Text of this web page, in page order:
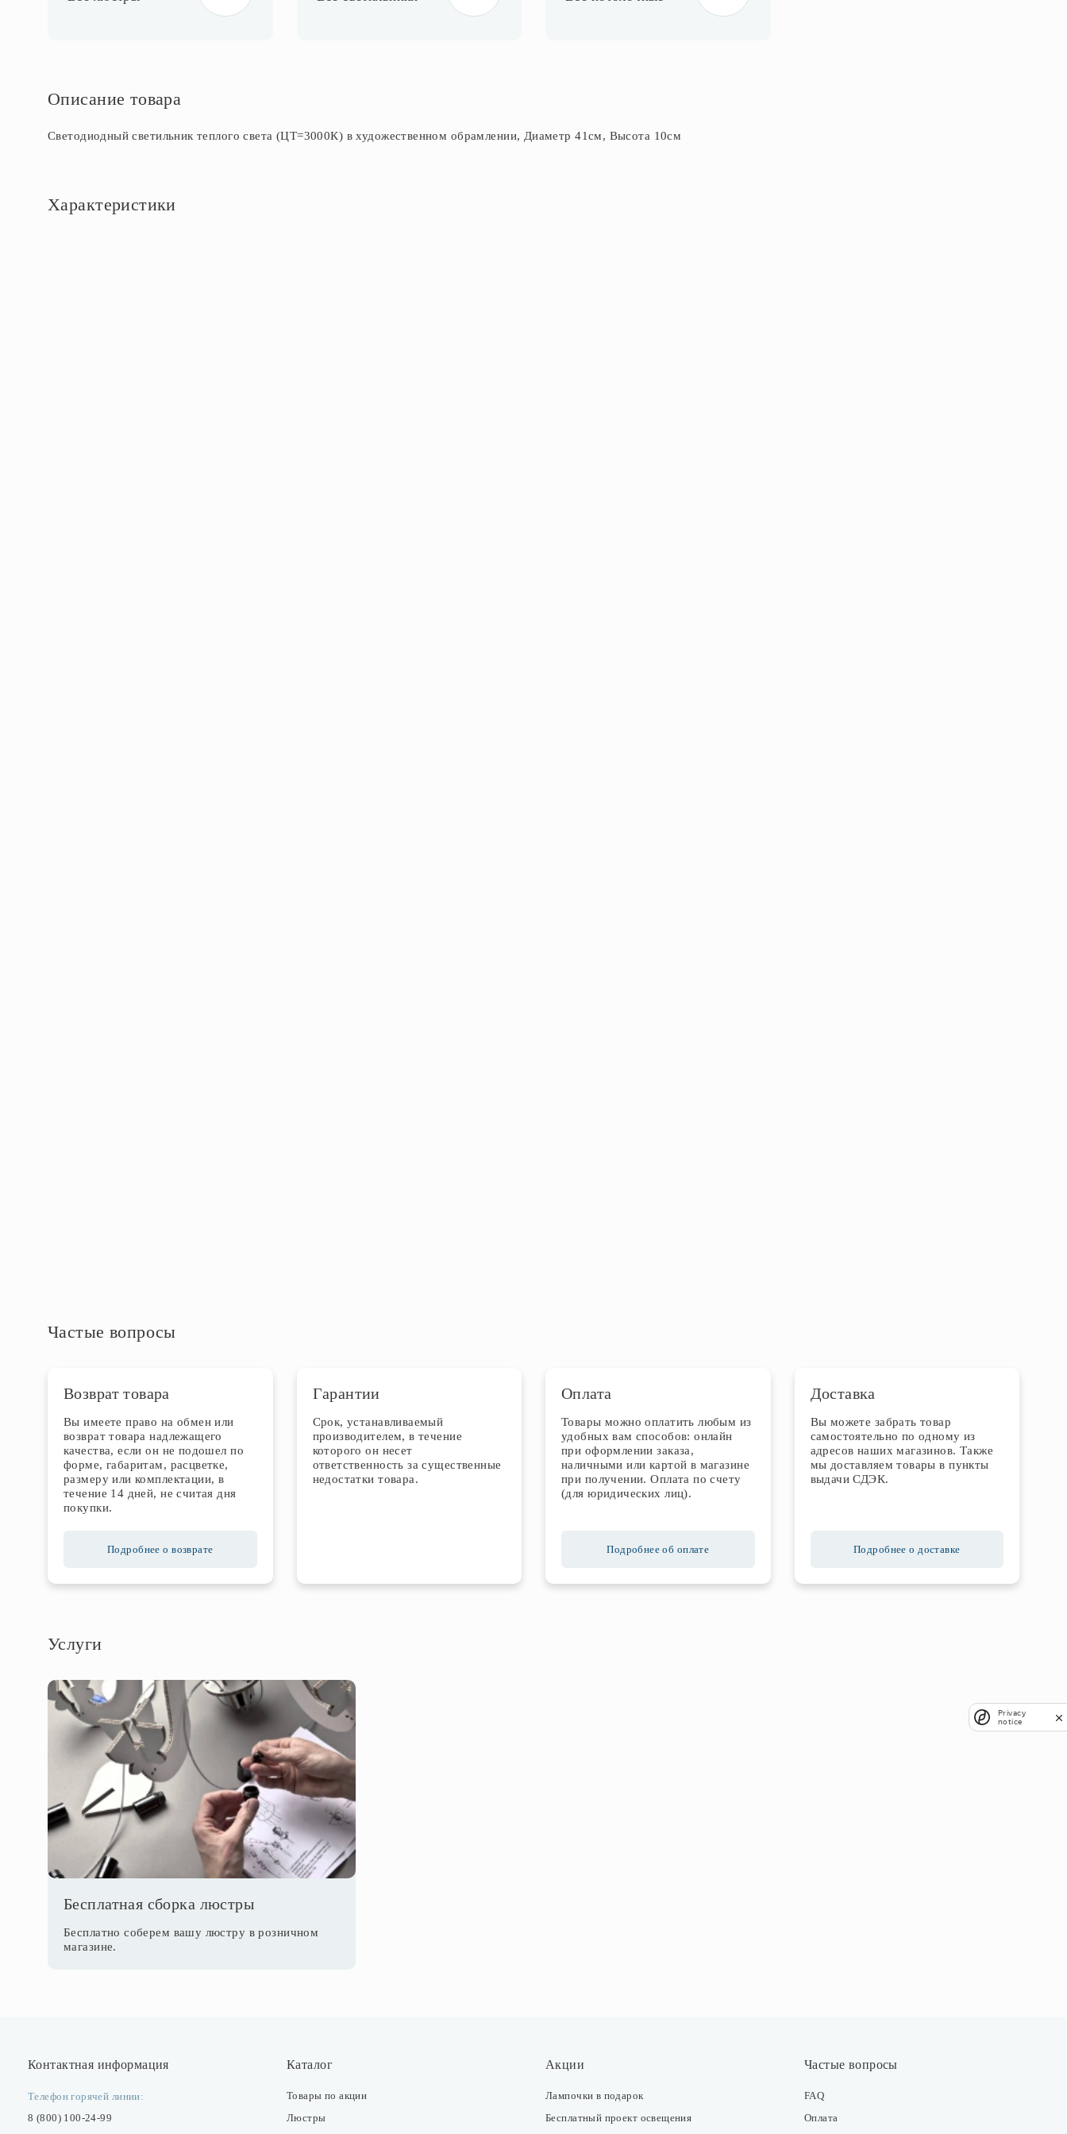
Описание товара
Светодиодный светильник теплого света (ЦТ=3000К) в художественном обрамлении, Диаметр 41см, Высота 10см
Характеристики
Частые вопросы
Возврат товара
Вы имеете право на обмен или
возврат товара надлежащего
качества, если он не подошел по
форме, габаритам, расцветке,
размеру или комплектации, в
течение 14 дней, не считая дня
покупки.
Подробнее о возврате
Гарантии
Срок, устанавливаемый
производителем, в течение
которого он несет
ответственность за существенные
недостатки товара.
Оплата
Товары можно оплатить любым из
удобных вам способов: онлайн
при оформлении заказа,
наличными или картой в магазине
при получении. Оплата по счету
(для юридических лиц).
Подробнее об оплате
Доставка
Вы можете забрать товар
самостоятельно по одному из
адресов наших магазинов. Также
мы доставляем товары в пункты
выдачи СДЭК.
Подробнее о доставке
Услуги
Бесплатная сборка люстры
Бесплатно соберем вашу люстру в розничном
магазине.
Контактная информация
Телефон горячей линии:
8 (800) 100-24-99
Каталог
Товары по акции
Люстры
Акции
Лампочки в подарок
Бесплатный проект освещения
Частые вопросы
FAQ
Оплата
Privacy
notice